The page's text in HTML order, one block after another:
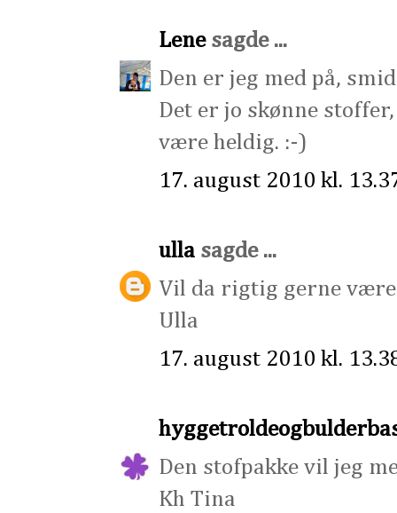
Lenesagde ...
Den er jeg med på,
Det er jo skønne
være heldig. :-)
17. august 2010 kl.
ulla sagde ...
Vil da rigtig gerne være
Ulla
17. august 2010 kl.
Den stofpakke vil jeg
Kh Tina